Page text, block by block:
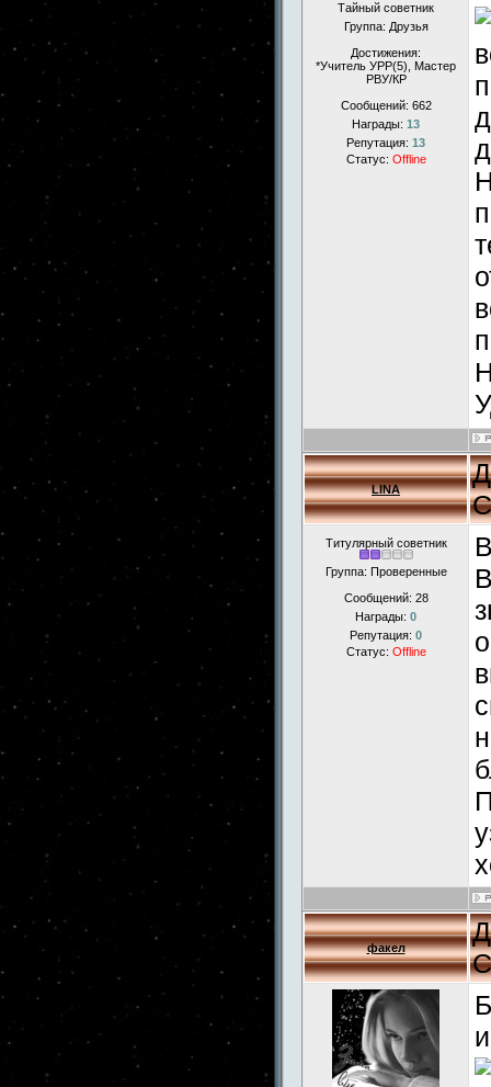
Тайный советник
Группа: Друзья
Достижения:
*Учитель УРР(5), Маcтер
РВУ/КР
Сообщений: 662
Награды: 13
Репутация: 13
Статус: Offline
LINA
Титулярный советник
Группа: Проверенные
Сообщений: 28
Награды: 0
Репутация: 0
Статус: Offline
факел